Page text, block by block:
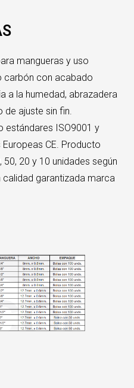
mangueras y uso
carbón con acabado
a la humedad, abrazadera
de ajuste sin fin.
estándares ISO9001 y
CE. Producto
20 y 10 unidades según
garantizada marca